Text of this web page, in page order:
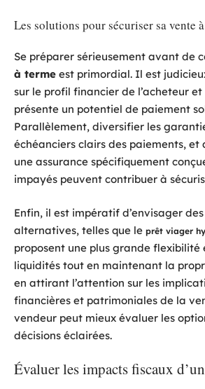
Les solutions pour sécuriser sa vente
Se préparer sérieusement avant de
à terme est primordial. Il est
sur le profil financier de l’acheteur et
présente un potentiel de paiement
Parallèlement, diversifier les
échéanciers clairs des paiements,
une assurance spécifiquement
impayés peuvent contribuer à
Enfin, il est impératif d’envisager
alternatives, telles que le prêt viager
proposent une plus grande flexibilité
liquidités tout en maintenant la
en attirant l’attention sur les
financières et patrimoniales de la
vendeur peut mieux évaluer les
décisions éclairées.
Évaluer les impacts fiscaux